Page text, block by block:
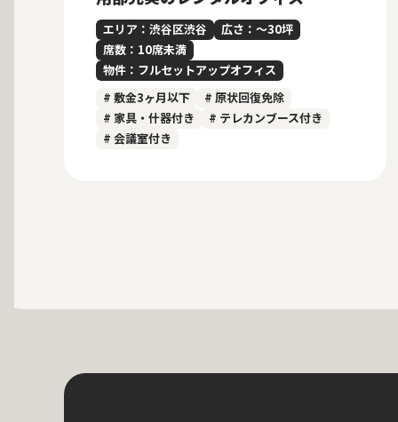
エリア：渋谷区渋谷
広さ：〜30坪
席数：10席未満
物件：フルセットアップオフィス
# 敷金3ヶ月以下
# 原状回復免除
# 家具・什器付き
# テレカンブース付き
# 会議室付き